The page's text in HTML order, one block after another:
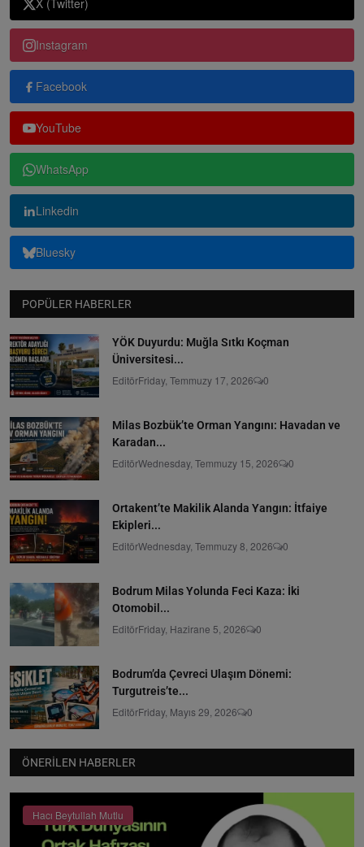
X (Twitter)
Instagram
Facebook
YouTube
WhatsApp
Linkedin
Bluesky
POPÜLER HABERLER
YÖK Duyurdu: Muğla Sıtkı Koçman
Üniversitesi...
EditörFriday, Temmuzy 17, 2026 0
Milas Bozbük’te Orman Yangını: Havadan ve
Karadan...
EditörWednesday, Temmuzy 15, 2026 0
Ortakent’te Makilik Alanda Yangın: İtfaiye
Ekipleri...
EditörWednesday, Temmuzy 8, 2026 0
Bodrum Milas Yolunda Feci Kaza: İki
Otomobil...
EditörFriday, Hazirane 5, 2026 0
Bodrum’da Çevreci Ulaşım Dönemi:
Turgutreis’te...
EditörFriday, Mayıs 29, 2026 0
ÖNERILEN HABERLER
Hacı Beytullah Mutlu